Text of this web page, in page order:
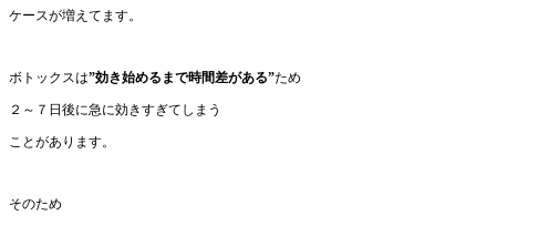
ケースが増えてます。
ボトックスは”効き始めるまで時間差がある”ため
２～７日後に急に効きすぎてしまう
ことがあります。
そのため